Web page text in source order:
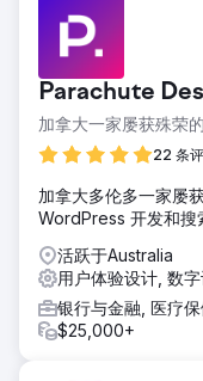
Parachute
加拿大一家屡获殊荣
22 条
加拿大多伦多一家屡
WordPress 开发和搜
活跃于Australia
用户体验设计, 数
银行与金融, 医疗
$25,000+